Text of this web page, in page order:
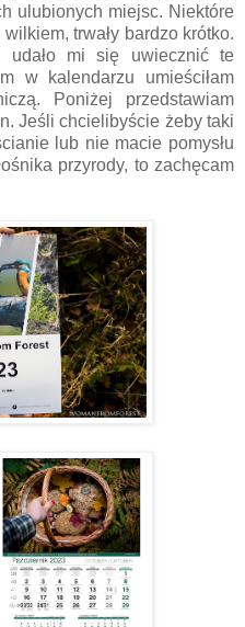
ulubionych miejsc. Niektóre
trwały bardzo krótko.
udało mi się uwiecznić te
w kalendarzu umieściłam
Poniżej przedstawiam
Jeśli chcielibyście żeby taki
lub nie macie pomysłu
przyrody, to zachęcam